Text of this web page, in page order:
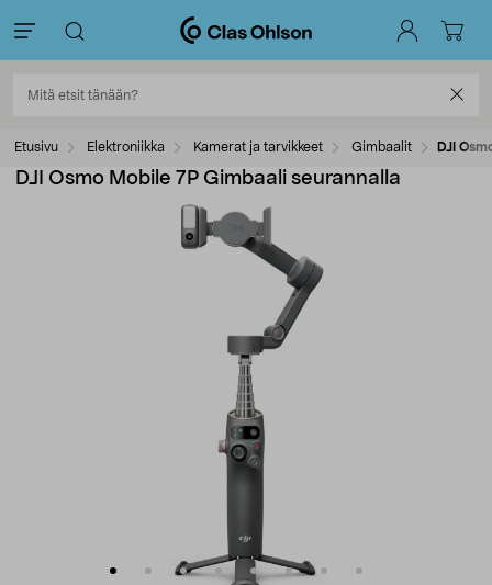
Etusivu Elektroniikka Kamerat ja tarvikkeet Gimbaalit DJI
DJI Osmo Mobile 7P Gimbaali seurannalla